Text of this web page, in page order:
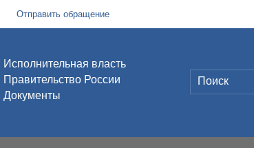
Отправить обращение
Исполнительная власть
Правительство России
Документы